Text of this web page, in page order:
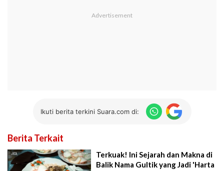
Ikuti berita terkini Suara.com di:
Berita Terkait
Terkuak! Ini Sejarah dan Makna di
Balik Nama Gultik yang Jadi 'Harta